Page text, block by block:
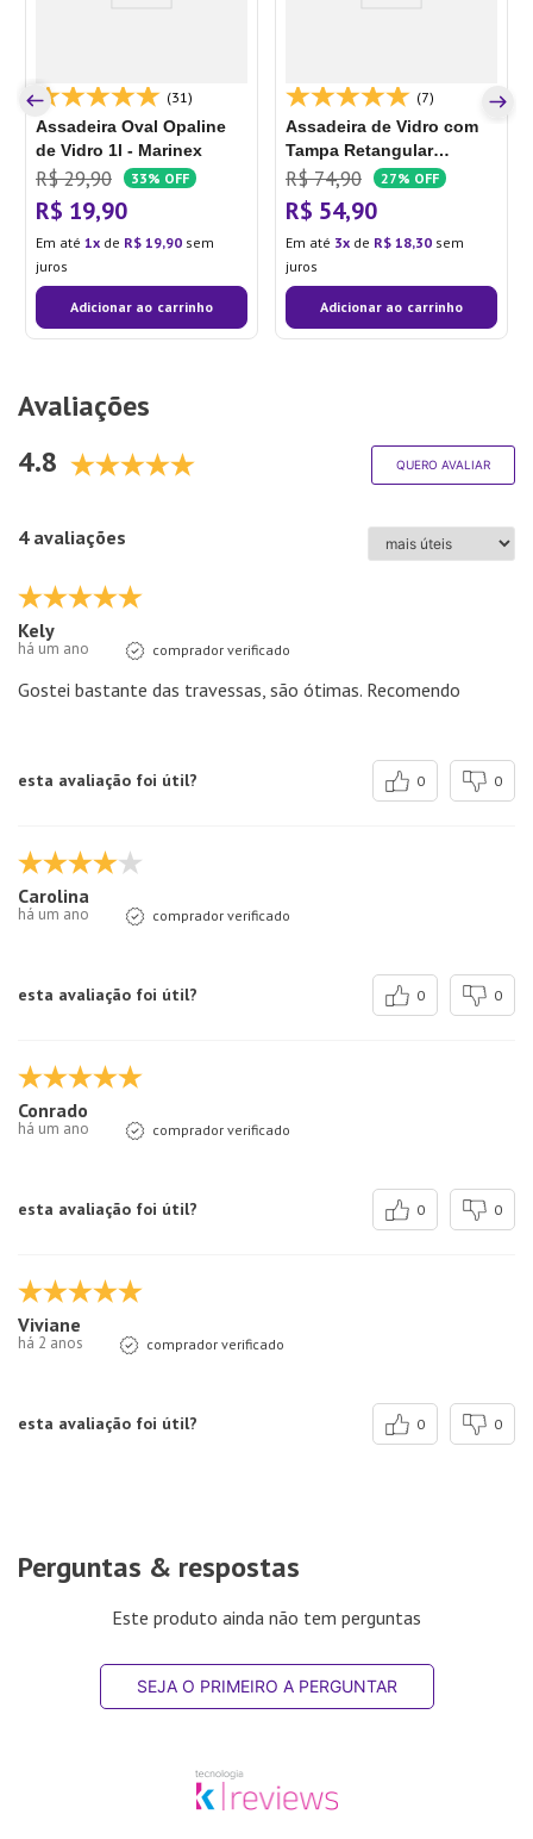
(31)
Assadeira Oval Opaline
de Vidro 1l - Marinex
R$ 29,90 33% OFF
R$ 19,90
Em até 1 de R$ 19,90 sem
juros
Adicionar ao carrinho
(7)
Assadeira de Vidro com
Tampa Retangular
Marinex 39,5cm - Nadir
Figueiredo
R$ 74,90 27% OFF
R$ 54,90
Em até 3 de R$ 18,30 sem
juros
Adicionar ao carrinho
Avaliações
4.8
QUERO AVALIAR
4 avaliações
Kely
há um ano comprador verificado
Gostei bastante das travessas, são ótimas. Recomendo
esta avaliação foi útil? 0 0
Carolina
há um ano comprador verificado
esta avaliação foi útil? 0 0
Conrado
há um ano comprador verificado
esta avaliação foi útil? 0 0
Viviane
há 2 anos comprador verificado
esta avaliação foi útil? 0 0
Perguntas & respostas
Este produto ainda não tem perguntas
SEJA O PRIMEIRO A PERGUNTAR